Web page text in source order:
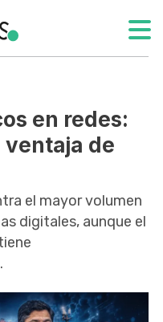
en redes:
de
el mayor volumen
digitales, aunque el